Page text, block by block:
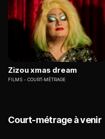
Zizou xmas dream
FILMS COURT-MÉTRAGE
Court-métrage à venir